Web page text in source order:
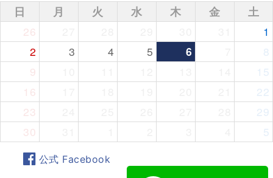
日 月 火 水 木 金
土
26
1
2
3 4 5 6
8
9
15
16
22
23
29
30
5
公式 Facebook